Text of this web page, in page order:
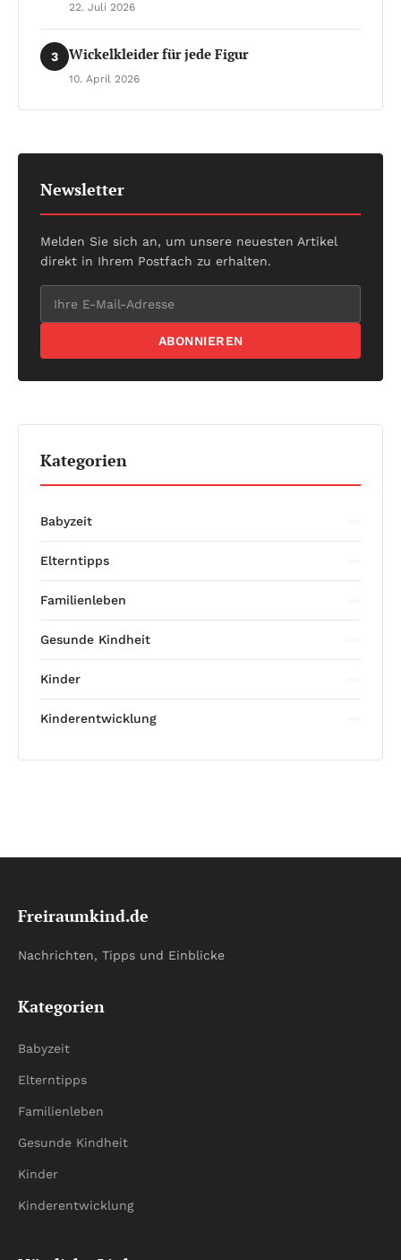
22. Juli 2026
3 Wickelkleider für jede Figur
10. April 2026
Newsletter
Melden Sie sich an, um unsere neuesten Artikel
direkt in Ihrem Postfach zu erhalten.
ABONNIEREN
Kategorien
Babyzeit
Elterntipps
Familienleben
Gesunde Kindheit
Kinder
Kinderentwicklung
Freiraumkind.de
Nachrichten, Tipps und Einblicke
Kategorien
Babyzeit
Elterntipps
Familienleben
Gesunde Kindheit
Kinder
Kinderentwicklung